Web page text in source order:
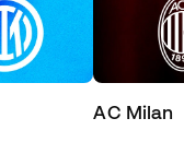
AC Milan